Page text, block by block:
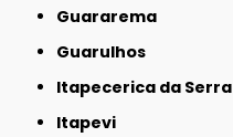
Guararema
Guarulhos
Itapecerica da Serra
Itapevi